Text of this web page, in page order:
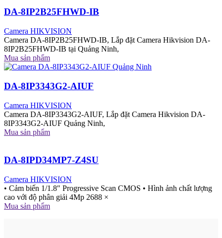
DA-8IP2B25FHWD-IB
Camera HIKVISION
Camera DA-8IP2B25FHWD-IB, Lắp đặt Camera Hikvision DA-
8IP2B25FHWD-IB tại Quảng Ninh,
Mua sản phẩm
DA-8IP3343G2-AIUF
Camera HIKVISION
Camera DA-8IP3343G2-AIUF, Lắp đặt Camera Hikvision DA-
8IP3343G2-AIUF Quảng Ninh,
Mua sản phẩm
DA-8IPD34MP7-Z4SU
Camera HIKVISION
• Cảm biến 1/1.8″ Progressive Scan CMOS • Hình ảnh chất lượng
cao với độ phân giải 4Mp 2688 ×
Mua sản phẩm